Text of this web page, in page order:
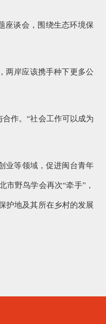
座谈会，围绕生态环境保
两岸应该携手种下更多公
作。“社会工作可以成为
业等领域，促进闽台青年
野鸟学会再次“牵手”，
护地及其所在乡村的发展